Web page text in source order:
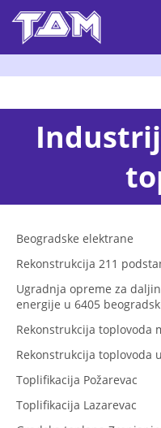
Beogradske elektrane
Rekonstrukcija 211
Ugradnja opreme za
energije u 6405
Rekonstrukcija toplovoda
Rekonstrukcija toplovoda
Toplifikacija Požarevac
Toplifikacija Lazarevac